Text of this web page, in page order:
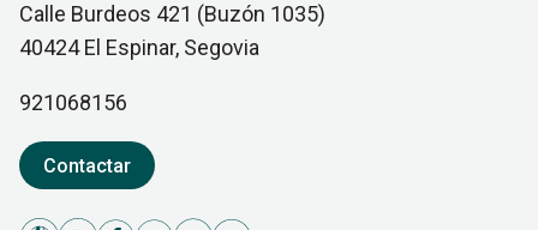
Calle Burdeos 421 (Buzón 1035)
40424 El Espinar, Segovia
921068156
Contactar